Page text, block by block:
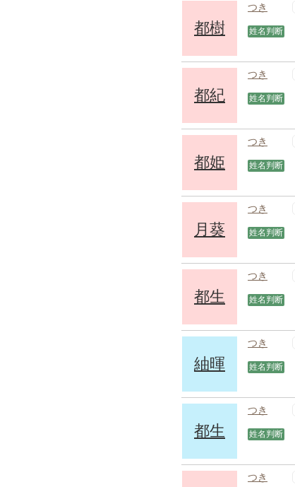
都樹
つき
姓名判断
都紀
つき
姓名判断
都姫
つき
姓名判断
月葵
つき
姓名判断
都生
つき
姓名判断
紬暉
つき
姓名判断
都生
つき
姓名判断
つき